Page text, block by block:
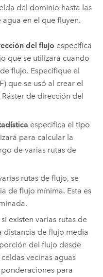
del dominio hasta las
en el que fluyen.
del flujo especifica
que se utilizará cuando
flujo. Especifique el
que se usó al crear el
de dirección del
especifica el tipo
para calcular la
de varias rutas de
rutas de flujo, se
de flujo mínima. Esta es
si existen varias rutas de
distancia de flujo media
del flujo desde
vecinas aguas
para